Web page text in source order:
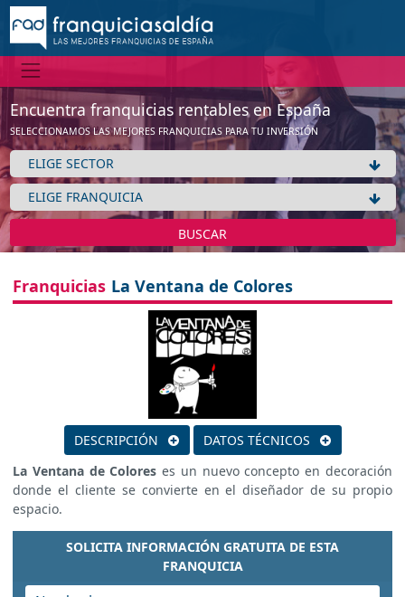
Encuentra franquicias rentables en España
SELECCIONAMOS LAS MEJORES FRANQUICIAS PARA TU INVERSIÓN
BUSCAR
Franquicias La Ventana de Colores
DESCRIPCIÓN
DATOS TÉCNICOS
La Ventana de Colores es un nuevo concepto en decoración
donde el cliente se convierte en el diseñador de su propio
espacio.
SOLICITA INFORMACIÓN GRATUITA DE ESTA
FRANQUICIA